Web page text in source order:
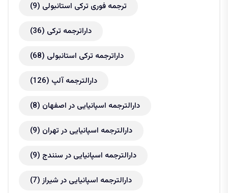
ترجمه فوری ترکی استانبولی (9)
داراترجمه ترکی (36)
داراترجمه ترکی استانبولی (68)
دارالترجمه آلپ (126)
دارالترجمه اسپانیایی در اصفهان (8)
دارالترجمه اسپانیایی در تهران (9)
دارالترجمه اسپانیایی در سنندج (9)
دارالترجمه اسپانیایی در شیراز(7)